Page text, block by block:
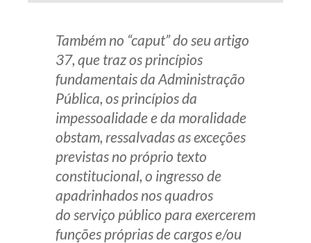
Também no “caput” do seu artigo
37, que traz os princípios
fundamentais da Administração
Pública, os princípios da
impessoalidade e da moralidade
obstam, ressalvadas as exceções
previstas no próprio texto
constitucional, o ingresso de
apadrinhados nos quadros
do serviço público para exercerem
funções próprias de cargos e/ou